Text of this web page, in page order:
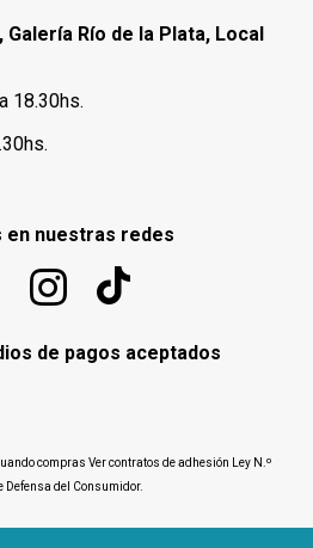
Río de la Plata, Local
18.30hs.
en nuestras redes
de pagos aceptados
compras Ver contratos de adhesión Ley N.º
Defensa del Consumidor.